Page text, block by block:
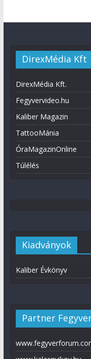
DirexMédia Kft
DirexMédia Kft.
Fegyvervideo.hu
Kaliber Magazin
TattooMánia
ÓraMagazinOnline
Túlélés
Kiadványok
Kaliber Évkönyv
Partner